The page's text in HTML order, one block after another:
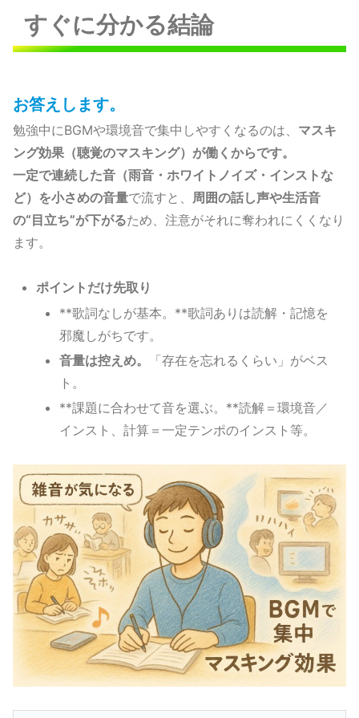
すぐに分かる結論
お答えします。
勉強中にBGMや環境音で集中しやすくなるのは、 マスキ
ング効果（聴覚のマスキング）が働くからです。
一定で連続した音（雨音・ホワイトノイズ・インストな
ど）を小さめの音量で流すと、 周囲の話し声や生活音
の“目立ち”が下がるため、注意がそれに奪われにくくなり
ます。
ポイントだけ先取り
**歌詞なしが基本。**歌詞ありは読解・記憶を
邪魔しがちです。
音量は控えめ。
「存在を忘れるくらい」がベス
ト。
**課題に合わせて音を選ぶ。**読解＝環境音／
インスト、計算＝一定テンポのインスト等。